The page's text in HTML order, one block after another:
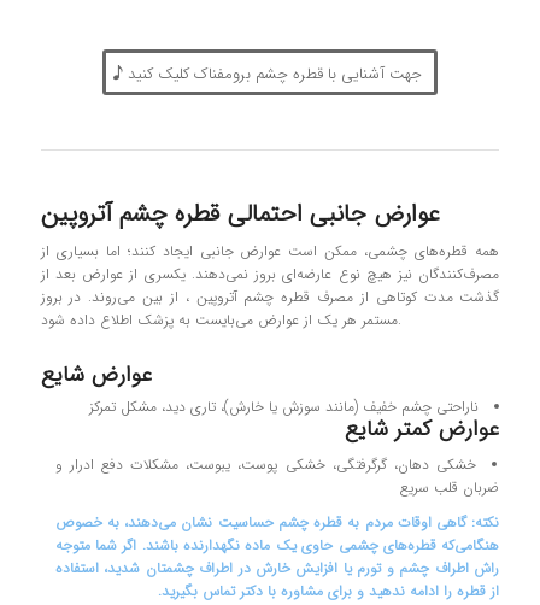
جهت آشنایی با قطره چشم برومفناک کلیک کنید
عوارض جانبی احتمالی قطره چشم آتروپین
همه قطره‌های چشمی، ممکن است عوارض جانبی ایجاد کنند؛ اما بسیاری از
مصرف‌کنندگان نیز هیچ نوع عارضه‌ای بروز نمی‌دهند. یکسری از عوارض بعد از
گذشت مدت کوتاهی از مصرف قطره چشم آتروپین ، از بین می‌روند. در بروز
مستمر هر یک از عوارض می‌بایست به پزشک اطلاع داده شود.
عوارض شایع
ناراحتی چشم خفیف (مانند سوزش یا خارش)، تاری دید، مشکل تمرکز
عوارض کمتر شایع
خشکی دهان، گرگرفتگی، خشکی پوست، یبوست، مشکلات دفع ادرار و
ضربان قلب سریع
نکته: گاهی اوقات مردم به قطره چشم حساسیت نشان می‌دهند، به‌ خصوص
هنگامی‌که قطره‌های چشمی حاوی یک ماده نگهدارنده باشند. اگر شما متوجه
راش اطراف چشم و تورم یا افزایش خارش در اطراف چشمتان شدید، استفاده
از قطره را ادامه ندهید و برای مشاوره با دکتر تماس بگیرید.